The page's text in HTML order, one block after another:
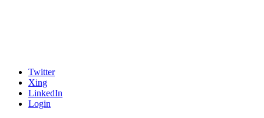
Twitter
Xing
LinkedIn
Login